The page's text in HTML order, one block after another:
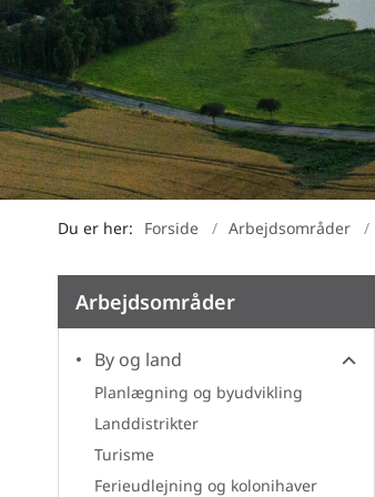
Du er her: Forside Arbejdsområder
Arbejdsområder
By og land
Planlægning og byudvikling
Landdistrikter
Turisme
Ferieudlejning og kolonihaver